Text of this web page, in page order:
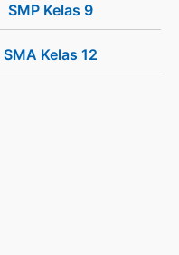
SMP Kelas 9
SMA Kelas 12